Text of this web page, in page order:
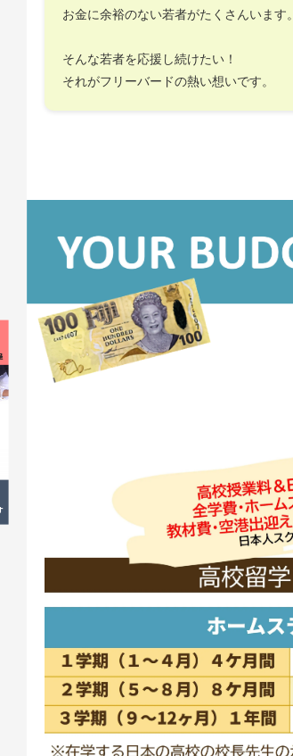
お金に余裕のない若者がたくさんいます。
そんな若者を応援し続けたい！
それがフリーバードの熱い想いです。